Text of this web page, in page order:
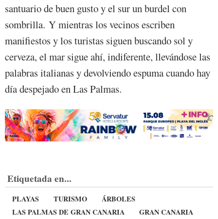
santuario de buen gusto y el sur un burdel con
sombrilla. Y mientras los vecinos escriben
manifiestos y los turistas siguen buscando sol y
cerveza, el mar sigue ahí, indiferente, llevándose las
palabras italianas y devolviendo espuma cuando hay
día despejado en Las Palmas.
Etiquetada en...
PLAYAS TURISMO
ÁRBOLES
LAS PALMAS DE GRAN CANARIA
GRAN CANARIA